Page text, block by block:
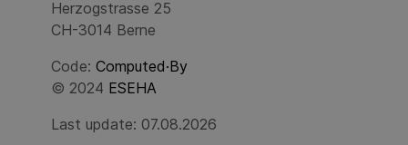
Herzogstrasse 25
CH-3014 Berne
Code: Computed·By
© 2024 ESEHA
Last update: 07.08.2026